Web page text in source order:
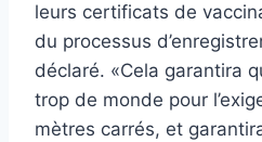
leurs certificats de
du processus
déclaré. «Cela garantira
trop de monde pour
mètres carrés, et